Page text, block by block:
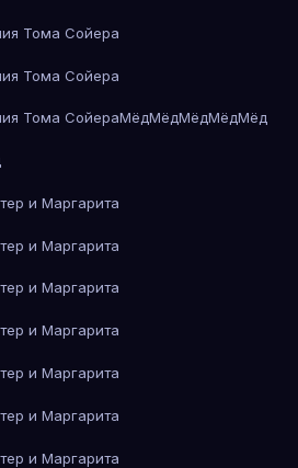
Тома Сойера
Тома Сойера
Тома СойераМёдМёдМёдМёдМёд
и Маргарита
и Маргарита
и Маргарита
и Маргарита
и Маргарита
и Маргарита
и Маргарита